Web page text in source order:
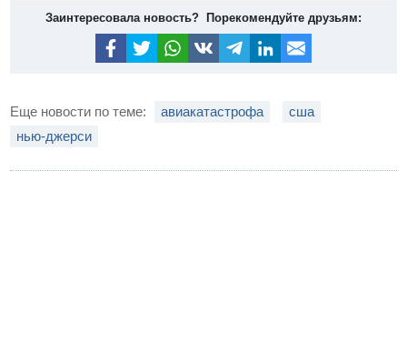
Заинтересовала новость? Порекомендуйте друзьям:
Еще новости по теме: авиакатастрофа
сша
нью-джерси